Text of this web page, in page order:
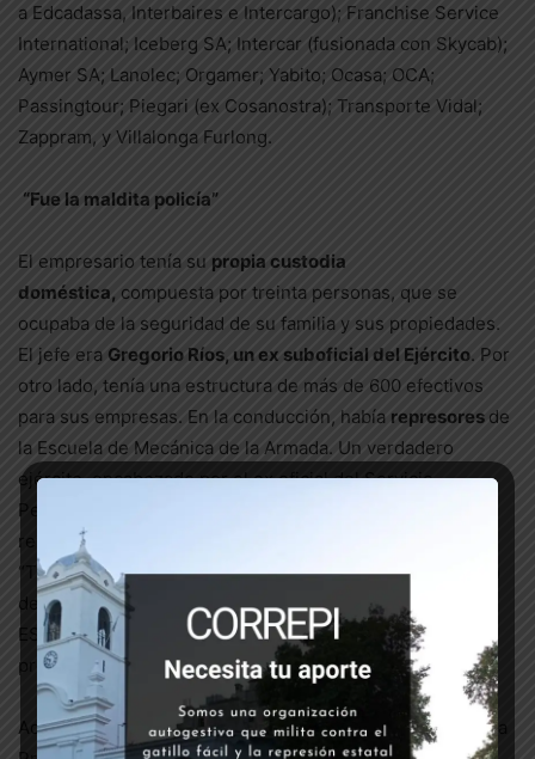
a Edcadassa, Interbaires e Intercargo); Franchise Service
International; Iceberg SA; Intercar (fusionada con Skycab);
Aymer SA; Lanolec; Orgamer; Yabito; Ocasa; OCA;
Passingtour; Piegari (ex Cosanostra); Transporte Vidal;
Zappram, y Villalonga Furlong.
“Fue la maldita policía”
El empresario tenía su propia custodia
doméstica, compuesta por treinta personas, que se
ocupaba de la seguridad de su familia y sus propiedades.
El jefe era Gregorio Ríos, un ex suboficial del Ejército. Por
otro lado, tenía una estructura de más de 600 efectivos
para sus empresas. En la conducción, había represores de
la Escuela de Mecánica de la Armada. Un verdadero
ejército, encabezado por el ex oficial del Servicio
Penitenciario Federal Víctor Dinamarca, en el que
revistaban los ex marinos Adolfo Donda Tigel y Jorge
“Tigre” Acosta, daba seguridad a las empresas de Yabrán
desde una empresa llamada “BRIdeEs”, sigla de “Brigada
ESMA” (que se sospechaba que era también de su
propiedad).
Además, tenía vinculaciones estrechas con la Policía de la